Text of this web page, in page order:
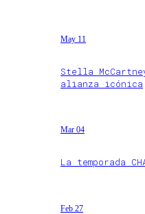
May 11
Stella
alianza icónica
Mar 04
La temporada
Feb 27